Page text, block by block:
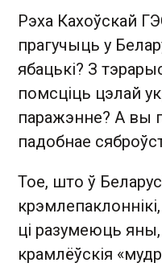
Рэха Кахоўскай
прагучыць у
ябацькі? З
помсціць цэлай
паражэнне? А вы
падобнае
Тое, што ў
ці разумеюць
крамлёўскія